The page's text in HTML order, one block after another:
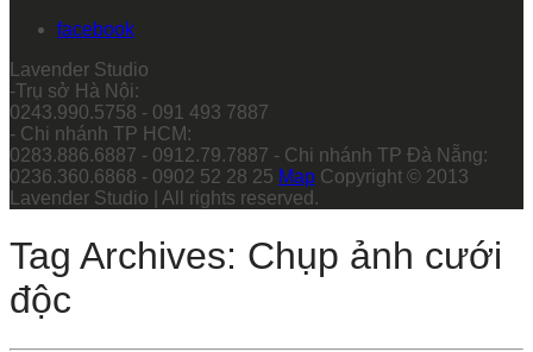
facebook
Lavender Studio
-Trụ sở Hà Nội:
0243.990.5758 - 091 493 7887
- Chi nhánh TP HCM:
0283.886.6887 - 0912.79.7887 - Chi nhánh TP Đà Nẵng:
0236.360.6868 - 0902 52 28 25 Map Copyright © 2013
Lavender Studio | All rights reserved.
Tag Archives: Chụp ảnh cưới
độc